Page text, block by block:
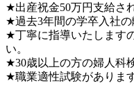
★出産祝金50万円支給さ
★過去3年間の学卒入社の
★丁寧に指導いたします
い。
★30歳以上の方の婦人科